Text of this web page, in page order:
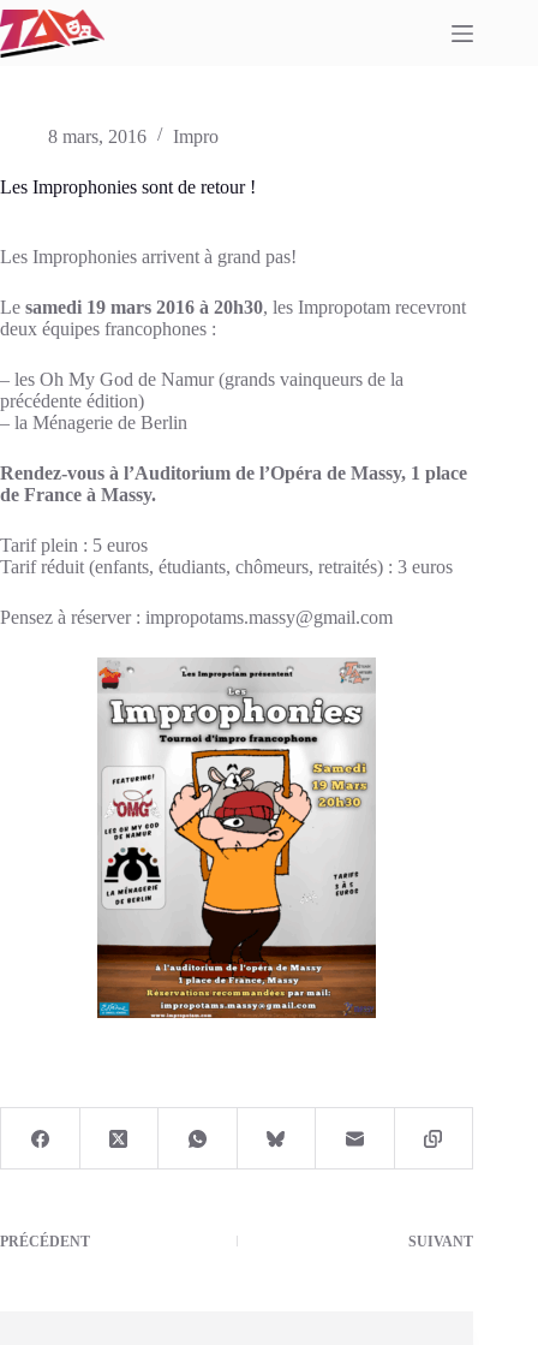
Passer
au
contenu
8 mars, 2016 Impro
Les Improphonies sont de retour !
Les Improphonies arrivent à grand pas!
Le samedi 19 mars 2016 à 20h30, les Impropotam recevront
deux équipes francophones :
– les Oh My God de Namur (grands vainqueurs de la
précédente édition)
– la Ménagerie de Berlin
Rendez-vous à l’Auditorium de l’Opéra de Massy, 1 place
de France à Massy.
Tarif plein : 5 euros
Tarif réduit (enfants, étudiants, chômeurs, retraités) : 3 euros
Pensez à réserver : impropotams.massy@gmail.com
PRÉCÉDENT SUIVANT